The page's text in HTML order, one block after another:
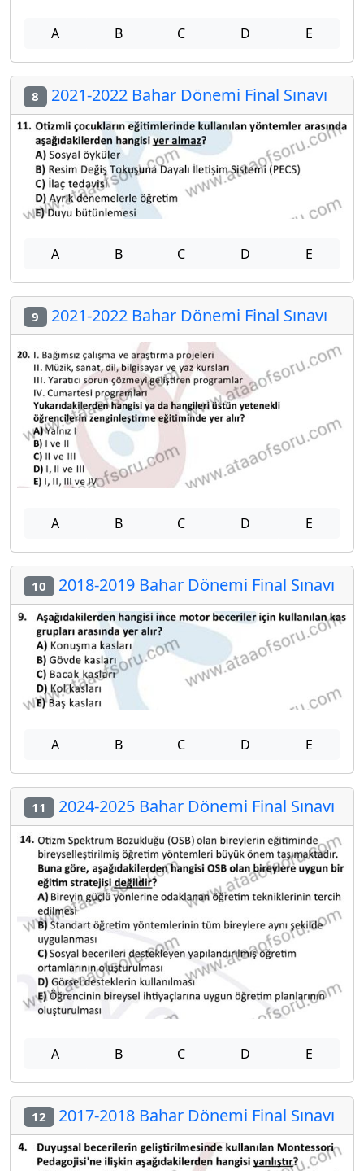
A B C D E
8 2021-2022 Bahar Dönemi Final Sınavı
A B C D E
9 2021-2022 Bahar Dönemi Final Sınavı
A B C D E
10 2018-2019 Bahar Dönemi Final Sınavı
A B C D E
11 2024-2025 Bahar Dönemi Final Sınavı
A B C D E
12 2017-2018 Bahar Dönemi Final Sınavı